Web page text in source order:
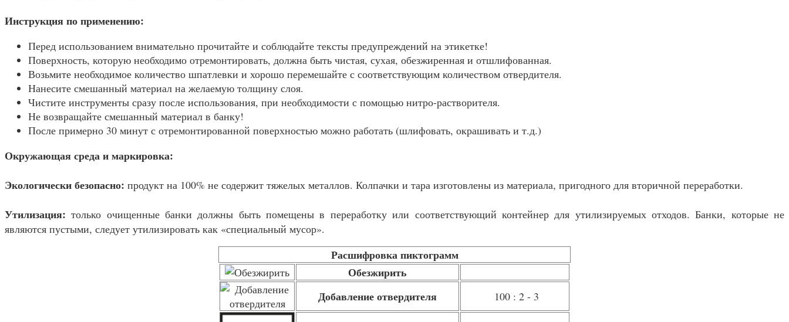
Инструкция по применению:
Перед использованием внимательно прочитайте и соблюдайте тексты предупреждений на этикетке!
Поверхность, которую необходимо отремонтировать, должна быть чистая, сухая, обезжиренная и отшлифованная.
Возьмите необходимое количество шпатлевки и хорошо перемешайте с соответствующим количеством отвердителя.
Нанесите смешанный материал на желаемую толщину слоя.
Чистите инструменты сразу после использования, при необходимости с помощью нитро-растворителя.
Не возвращайте смешанный материал в банку!
После примерно 30 минут с отремонтированной поверхностью можно работать (шлифовать, окрашивать и т.д.)
Окружающая среда и маркировка:
Экологически безопасно: продукт на 100% не содержит тяжелых металлов. Колпачки и тара изготовлены из материала, пригодного для вторичной переработки.
Утилизация:только очищенные банки должны быть помещены в переработку или соответствующий контейнер для утилизируемых отходов. Банки, которые не
являются пустыми, следует утилизировать как «специальный мусор».
Расшифровка пиктограмм
Обезжирить
Добавление отвердителя
100 : 2 - 3